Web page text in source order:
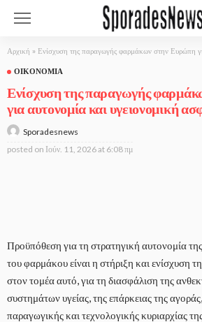
Αρχική » Ενίσχυση της παραγωγής φαρμάκων στην Ευρώπη για
ΟΙΚΟΝΟΜΊΑ
Ενίσχυση της παραγωγής
για αυτονομία και υγειονομική
Sporadesnews
posted on Ιούν. 11, 2026 at 6:08 πμ
Προϋπόθεση για τη στρατηγική αυτονομία
του φαρμάκου είναι η στήριξη και ενίσχυση
στον τομέα αυτό, για τη διασφάλιση της
συστημάτων υγείας, της επάρκειας της
παραγωγικής και τεχνολογικής κυριαρχίας